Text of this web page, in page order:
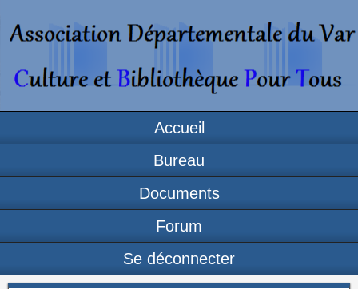
Accueil
Bureau
Documents
Forum
Se déconnecter